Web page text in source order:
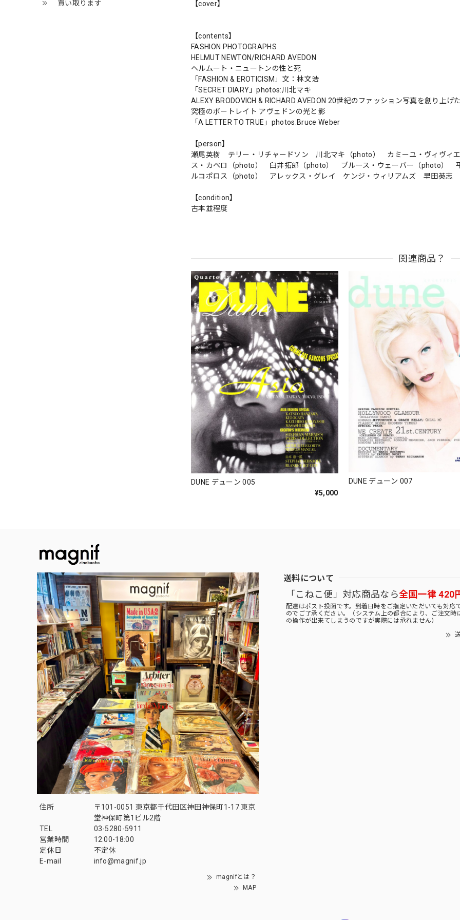
買い取ります 【cover】
【contents】
FASHION PHOTOGRAPHS
HELMUT NEWTON/RICHARD AVEDON
ヘルムート・ニュートンの性と死
「FASHION & EROTICISM」文：林文浩
「SECRET DIARY」photos:川北マキ
ALEXY BRODOVICH & RICHARD AVEDON 20世紀のファッション写真を創り上げ
究極のポートレイト アヴェドンの光と影
「A LETTER TO TRUE」photos:Bruce Weber
【person】
瀬尾英樹 テリー・リチャードソン 川北マキ（photo） カミーユ・ヴィヴ
ス・カペロ（photo） 臼井拓郎（photo） ブルース・ウェーバー（photo）
ルコポロス（photo） アレックス・グレイ ケンジ・ウィリアムズ 早田英
【condition】
古本並程度
関連商品？
DUNE デューン 005
¥5,000
DUNE デューン 007
住所
〒101-0051 東京都千代田区神田神保町1-17 東京
堂神保町第1ビル2階
TEL
03-5280-5911
営業時間
12:00-18:00
定休日
不定休
E-mail
info@magnif.jp
magnifとは？
MAP
送料について
「こねこ便」対応商品なら全国一律 420
配達はポスト投函です。到着日時をご指定いただいても対応
のでご了承ください。（システム上の都合により、ご注文時
の操作が出来てしまうのですが実際には承れません）